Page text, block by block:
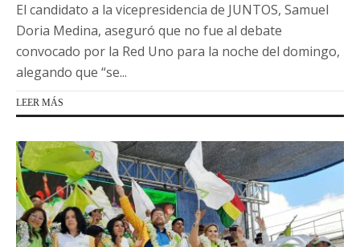
El candidato a la vicepresidencia de JUNTOS, Samuel
Doria Medina, aseguró que no fue al debate
convocado por la Red Uno para la noche del domingo,
alegando que “se...
LEER MÁS